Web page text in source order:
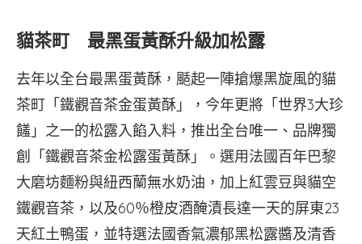
貓茶町 最黑蛋黃酥升級加松露
去年以全台最黑蛋黃酥，颳起一陣搶爆黑旋風的貓
茶町「鐵觀音茶金蛋黃酥」，今年更將「世界3大珍
饈」之一的松露入餡入料，推出全台唯一、品牌獨
創「鐵觀音茶金松露蛋黃酥」。選用法國百年巴黎
大磨坊麵粉與紐西蘭無水奶油，加上紅雲豆與貓空
鐵觀音茶，以及60％橙皮酒醃漬長達一天的屏東23
天紅土鴨蛋，並特選法國香氣濃郁黑松露醬及清香